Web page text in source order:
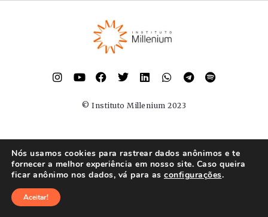
© Instituto Millenium 2023
Nós usamos cookies para rastrear dados anônimos e te
fornecer a melhor experiência em nosso site. Caso queira
ficar anônimo nos dados, vá para as configurações.
Aceitar!